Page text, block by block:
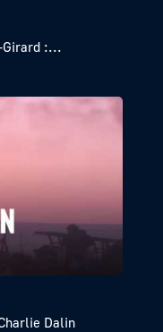
Girard :...
Dalin